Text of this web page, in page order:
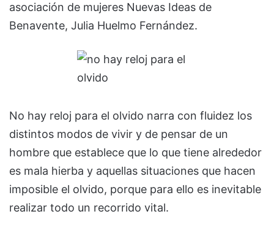
asociación de mujeres Nuevas Ideas de
Benavente, Julia Huelmo Fernández.
No hay reloj para el olvido narra con fluidez los
distintos modos de vivir y de pensar de un
hombre que establece que lo que tiene alrededor
es mala hierba y aquellas situaciones que hacen
imposible el olvido, porque para ello es inevitable
realizar todo un recorrido vital.